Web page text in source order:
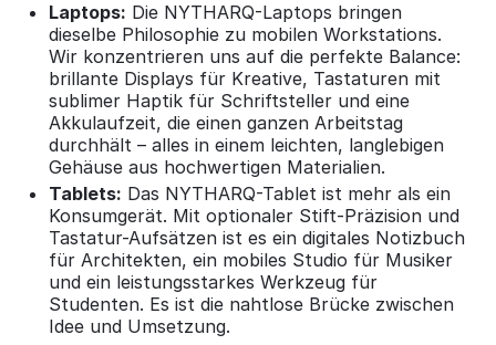
Laptops: Die NYTHARQ-Laptops bringen
dieselbe Philosophie zu mobilen Workstations.
Wir konzentrieren uns auf die perfekte Balance:
brillante Displays für Kreative, Tastaturen mit
sublimer Haptik für Schriftsteller und eine
Akkulaufzeit, die einen ganzen Arbeitstag
durchhält – alles in einem leichten, langlebigen
Gehäuse aus hochwertigen Materialien.
Tablets: Das NYTHARQ-Tablet ist mehr als ein
Konsumgerät. Mit optionaler Stift-Präzision und
Tastatur-Aufsätzen ist es ein digitales Notizbuch
für Architekten, ein mobiles Studio für Musiker
und ein leistungsstarkes Werkzeug für
Studenten. Es ist die nahtlose Brücke zwischen
Idee und Umsetzung.